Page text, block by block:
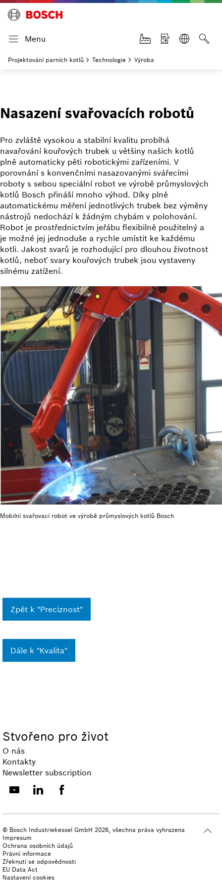
Menu
Projektování parních kotlů Technologie Výroba
Nasazení svařovacích robotů
Pro zvláště vysokou a stabilní kvalitu probíhá
navařování kouřových trubek u většiny našich kotlů
plně automaticky pěti robotickými zařízeními. V
porovnání s konvenčními nasazovanými svářecími
roboty s sebou speciální robot ve výrobě průmyslových
kotlů Bosch přináší mnoho výhod. Díky plně
automatickému měření jednotlivých trubek bez výměny
nástrojů nedochází k žádným chybám v polohování.
Robot je prostřednictvím jeřábu flexibilně použitelný a
je možné jej jednoduše a rychle umístit ke každému
kotli. Jakost svarů je rozhodující pro dlouhou životnost
kotlů, neboť svary kouřových trubek jsou vystaveny
silnému zatížení.
Mobilní svařovací robot ve výrobě průmyslových kotlů Bosch
Zpět k "Preciznost"
Dále k "Kvalita"
Stvořeno pro život
O nás
Kontakty
Newsletter subscription
© Bosch Industriekessel GmbH 2026, všechna práva vyhrazena
Impresum
Ochrana osobních údajů
Právní informace
Zřeknutí se odpovědnosti
EU Data Act
Nastavení cookies